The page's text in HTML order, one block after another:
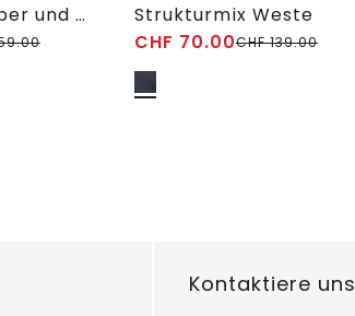
Blouson mit Zipper und Taschen
Strukturmix Weste
CHF 70.00CHF139.00
Kontaktiere uns